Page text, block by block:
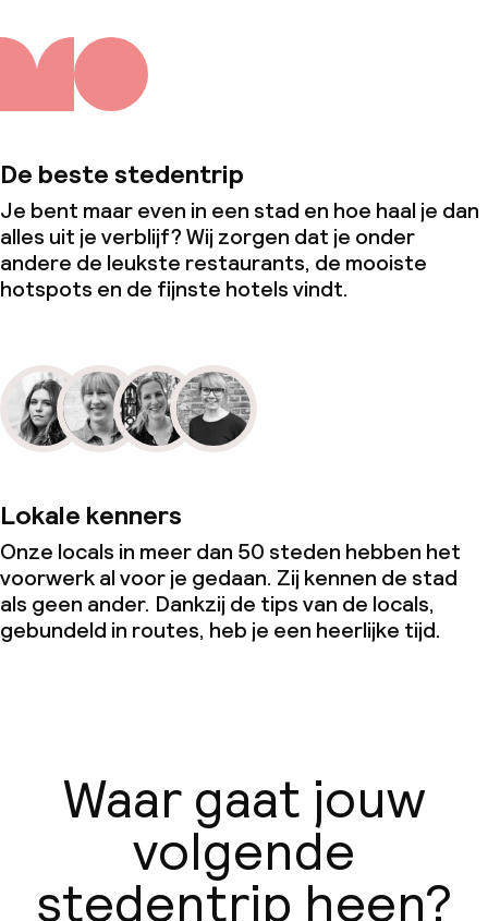
De beste stedentrip
Je bent maar even in een stad en hoe haal je dan
alles uit je verblijf? Wij zorgen dat je onder
andere de leukste restaurants, de mooiste
hotspots en de fijnste hotels vindt.
Lokale kenners
Onze locals in meer dan 50 steden hebben het
voorwerk al voor je gedaan. Zij kennen de stad
als geen ander. Dankzij de tips van de locals,
gebundeld in routes, heb je een heerlijke tijd.
Waar gaat jouw
volgende
stedentrip heen?